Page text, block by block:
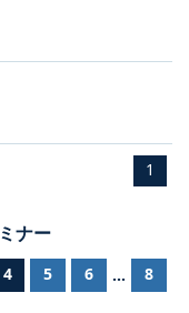
1
ナー
4 5 6 ... 8